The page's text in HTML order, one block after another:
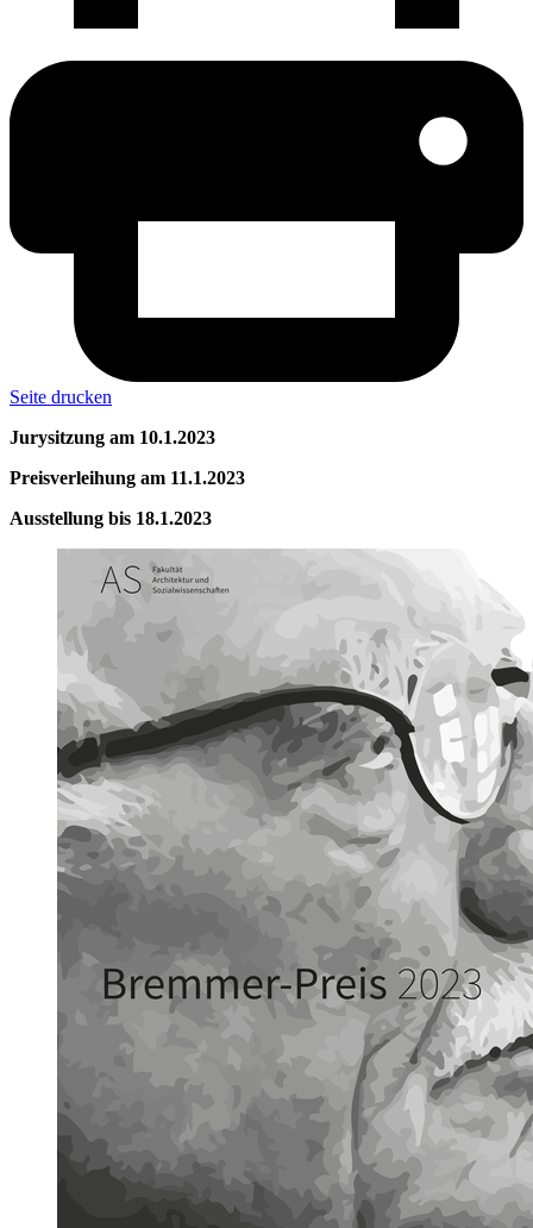
Seite drucken
Jurysitzung am 10.1.2023
Preisverleihung am 11.1.2023
Ausstellung bis 18.1.2023